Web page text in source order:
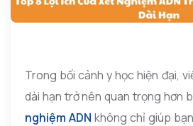
Trong bối cảnh y học hiện đại,
dài hạn trở nên quan trọng hơn
nghiệm ADN không chỉ giúp